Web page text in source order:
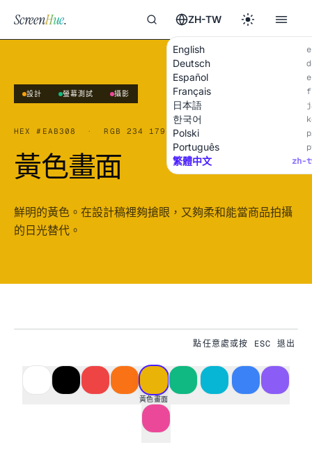
ScreenHue. ZH-TW
English
Deutsch
Español
Français
日本語
한국어
Polski
Português
繁體中文 zh-
設計 螢幕測試 攝影
HEX#EAB308 · RGB 234 179 8
黃色畫面
鮮明的黃色。在設計稿裡夠搶眼，又夠柔和能當商品拍攝
的日光替代。
點任意處或按 ESC 退出
黃色畫面